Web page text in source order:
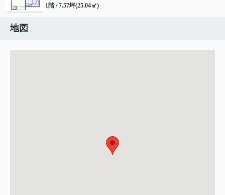
1階 / 7.57坪(25.04㎡)
地図